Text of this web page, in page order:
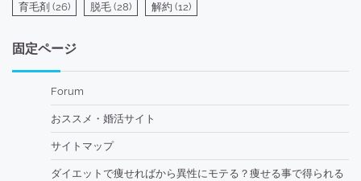
育毛剤 (26) 脱毛 (28) 解約 (12)
固定ページ
Forum
おススメ・婚活サイト
サイトマップ
ダイエットで痩せればから異性にモテる？痩せる事で得られる